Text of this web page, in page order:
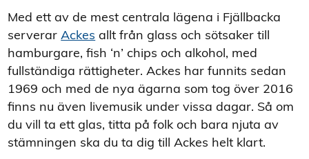
Med ett av de mest centrala lägena i Fjällbacka
serverarAckes allt från glass och sötsaker till
hamburgare, fish ‘n’ chips och alkohol, med
fullständiga rättigheter. Ackes har funnits sedan
1969 och med de nya ägarna som tog över 2016
finns nu även livemusik under vissa dagar. Så om
du vill ta ett glas, titta på folk och bara njuta av
stämningen ska du ta dig till Ackes helt klart.